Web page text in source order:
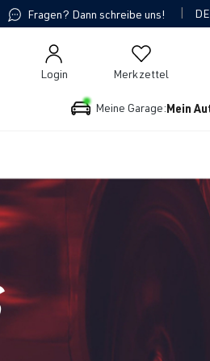
Fragen? Dann schreibe uns! | DE
Merkzettel
Login
Meine Garage:Mein